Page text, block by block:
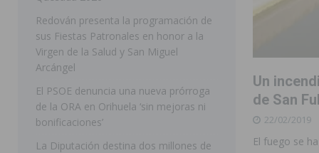
[ 06/08/2026 ] Convocado el XXVII Concurso de
HORADADA
BENEJUZAR
[ 06/08/2026 ]
Orihuela continúa mejorando los
pedanías
ORIHUELA
Un
de San
22/02/2019
El fuego se
Redován presenta la programación de
sus Fiestas Patronales en honor a la
Virgen de la Salud y San Miguel
Arcángel
El PSOE denuncia una nueva prórroga
de la ORA en Orihuela ‘sin mejoras ni
bonificaciones’
La Diputación destina dos millones de